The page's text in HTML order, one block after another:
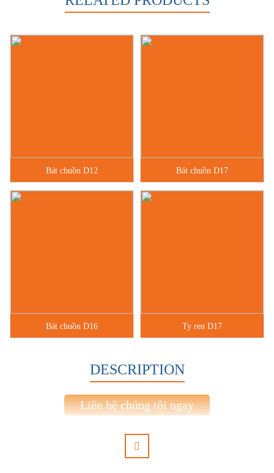
Bát chuồn D12 Bát chuồn D17
Bát chuồn D16 Ty ren D17
DESCRIPTION
Liên hệ chúng tôi ngay